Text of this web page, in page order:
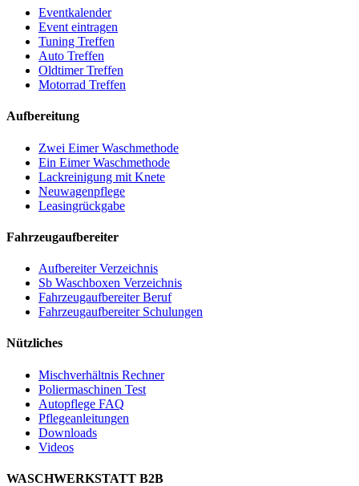
Eventkalender
Event eintragen
Tuning Treffen
Auto Treffen
Oldtimer Treffen
Motorrad Treffen
Aufbereitung
Zwei Eimer Waschmethode
Ein Eimer Waschmethode
Lackreinigung mit Knete
Neuwagenpflege
Leasingrückgabe
Fahrzeugaufbereiter
Aufbereiter Verzeichnis
Sb Waschboxen Verzeichnis
Fahrzeugaufbereiter Beruf
Fahrzeugaufbereiter Schulungen
Nützliches
Mischverhältnis Rechner
Poliermaschinen Test
Autopflege FAQ
Pflegeanleitungen
Downloads
Videos
WASCHWERKSTATT B2B